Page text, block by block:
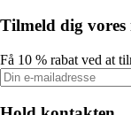
Tilmeld dig vores
Få 10 % rabat ved at